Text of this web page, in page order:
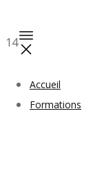
Accueil
Formations
14